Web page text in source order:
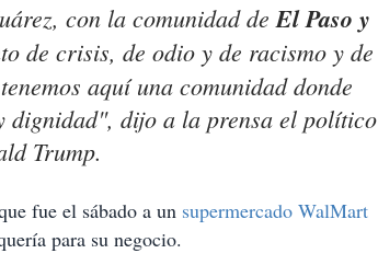
con la comunidad deEl Paso y
de crisis, de odio y de racismo y de
aquí una comunidad donde
dignidad", dijo a la prensa el político
Trump.
fue el sábado a un supermercado WalMart
para su negocio.